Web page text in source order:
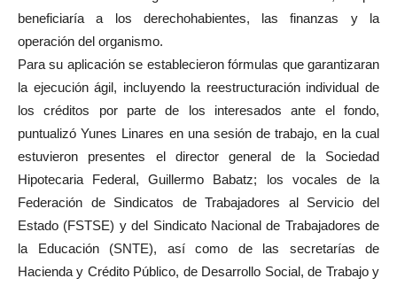
beneficiaría a los derechohabientes, las finanzas y la
operación del organismo.
Para su aplicación se establecieron fórmulas que garantizaran
la ejecución ágil, incluyendo la reestructuración individual de
los créditos por parte de los interesados ante el fondo,
puntualizó Yunes Linares en una sesión de trabajo, en la cual
estuvieron presentes el director general de la Sociedad
Hipotecaria Federal, Guillermo Babatz; los vocales de la
Federación de Sindicatos de Trabajadores al Servicio del
Estado (FSTSE) y del Sindicato Nacional de Trabajadores de
la Educación (SNTE), así como de las secretarías de
Hacienda y Crédito Público, de Desarrollo Social, de Trabajo y